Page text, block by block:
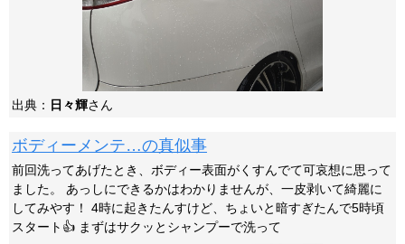
出典： 日々輝さん
ボディーメンテ…の真似事
前回洗ってあげたとき、ボディー表面がくすんでて可哀想に思って
ました。 あっしにできるかはわかりませんが、一皮剥いて綺麗に
してみやす！ 4時に起きたんすけど、ちょいと暗すぎたんで5時頃
スタート👍 まずはサクッとシャンプーで洗って